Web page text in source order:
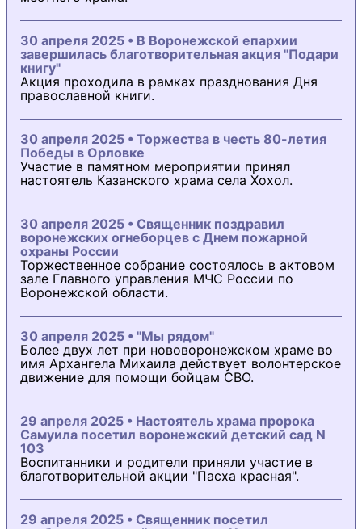
30 апреля 2025 • В Воронежской епархии
завершилась благотворительная акция "Подари
книгу"
Акция проходила в рамках празднования Дня
православной книги.
30 апреля 2025 • Торжества в честь 80-летия
Победы в Орловке
Участие в памятном мероприятии принял
настоятель Казанского храма села Хохол.
30 апреля 2025 • Священник поздравил
воронежских огнеборцев с Днем пожарной
охраны России
Торжественное собрание состоялось в актовом
зале Главного управления МЧС России по
Воронежской области.
30 апреля 2025 • "Мы рядом"
Более двух лет при нововоронежском храме во
имя Архангела Михаила действует волонтерское
движение для помощи бойцам СВО.
29 апреля 2025 • Настоятель храма пророка
Самуила посетил воронежский детский сад N
103
Воспитанники и родители приняли участие в
благотворительной акции "Пасха красная".
29 апреля 2025 • Священник посетил